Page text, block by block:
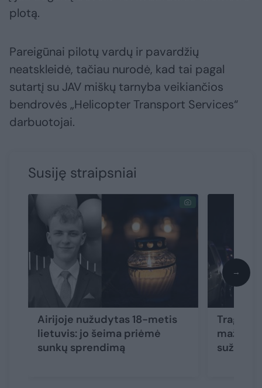
plotą.
Pareigūnai pilotų vardų ir pavardžių
neatskleidė, tačiau nurodė, kad tai pagal
sutartį su JAV miškų tarnyba veikiančios
bendrovės „Helicopter Transport Services“
darbuotojai.
Susiję straipsniai
Airijoje nužudytas 18-metis
lietuvis: jo šeima priėmė
sunkų sprendimą
→